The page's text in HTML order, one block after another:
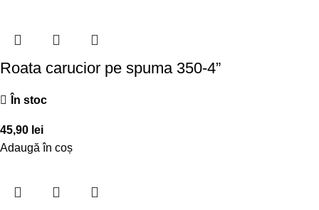
Roata carucior pe spuma 350-4”
În stoc
45,90 lei
Adaugă în coș